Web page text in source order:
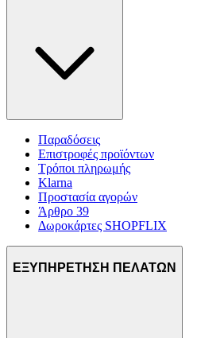
Παραδόσεις
Επιστροφές προϊόντων
Τρόποι πληρωμής
Klarna
Προστασία αγορών
Άρθρο 39
Δωροκάρτες SHOPFLIX
ΕΞΥΠΗΡΕΤΗΣΗ ΠΕΛΑΤΩΝ